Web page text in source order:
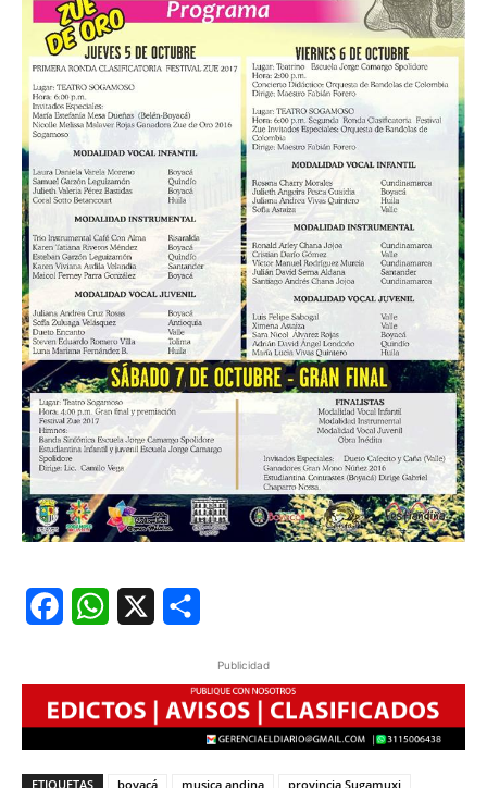
FacebookWhatsApp
Publicidad
ETIQUETAS boyacá musica andina provincia Sugamuxi